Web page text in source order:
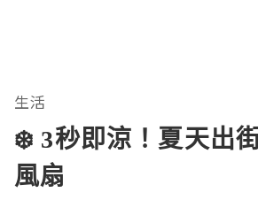
生活
❄️ 3秒即涼！夏天出
風扇